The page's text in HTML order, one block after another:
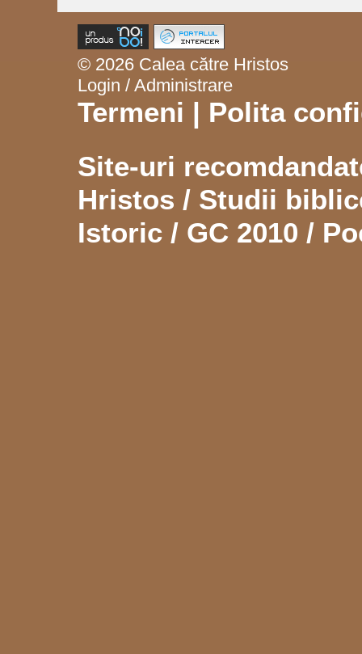
© 2026 Calea către Hristos
Login / Administrare
Termeni | Polita
Site-uri
Hristos / Studii
Istoric/ GC 2010 /